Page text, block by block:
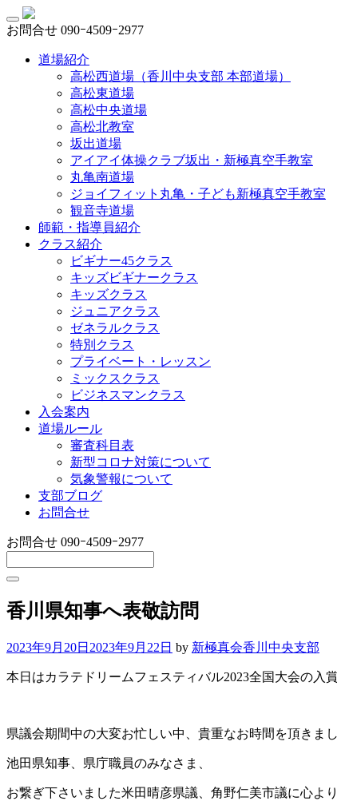
お問合せ 090ｰ4509ｰ2977
道場紹介
高松西道場（香川中央支部 本部道場）
高松東道場
高松中央道場
高松北教室
坂出道場
アイアイ体操クラブ坂出・新極真空手教室
丸亀南道場
ジョイフィット丸亀・子ども新極真空手教室
観音寺道場
師範・指導員紹介
クラス紹介
ビギナー45クラス
キッズビギナークラス
キッズクラス
ジュニアクラス
ゼネラルクラス
特別クラス
プライベート・レッスン
ミックスクラス
ビジネスマンクラス
入会案内
道場ルール
審査科目表
新型コロナ対策について
気象警報について
支部ブログ
お問合せ
お問合せ 090ｰ4509ｰ2977
香川県知事へ表敬訪問
2023年9月20日 2023年9月22日 by 新極真会香川中央支部
本日はカラテドリームフェスティバル2023全国大会の
県議会期間中の大変お忙しい中、貴重なお時間を頂きま
池田県知事、県庁職員のみなさま、
お繋ぎ下さいました米田晴彦県議、角野仁美市議に心よ